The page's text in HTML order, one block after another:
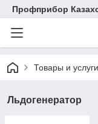
Профприбор
Товары и услуги
Льдогенератор